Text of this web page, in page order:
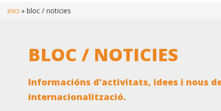
d'ariadna
inici bloc / noticies
BLOC / NOTICIES
Informacións d'activitats, idees i nous
internacionalització.